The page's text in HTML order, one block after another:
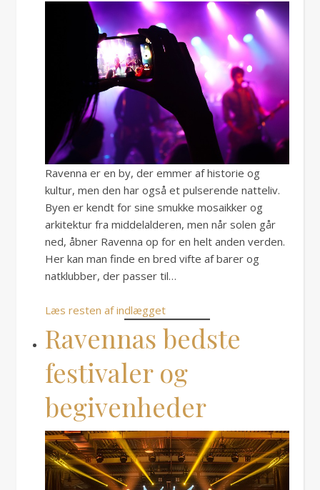
Ravenna er en by, der emmer af historie og
kultur, men den har også et pulserende natteliv.
Byen er kendt for sine smukke mosaikker og
arkitektur fra middelalderen, men når solen går
ned, åbner Ravenna op for en helt anden verden.
Her kan man finde en bred vifte af barer og
natklubber, der passer til…
Læs resten af indlægget
Ravennas bedste
festivaler og
begivenheder